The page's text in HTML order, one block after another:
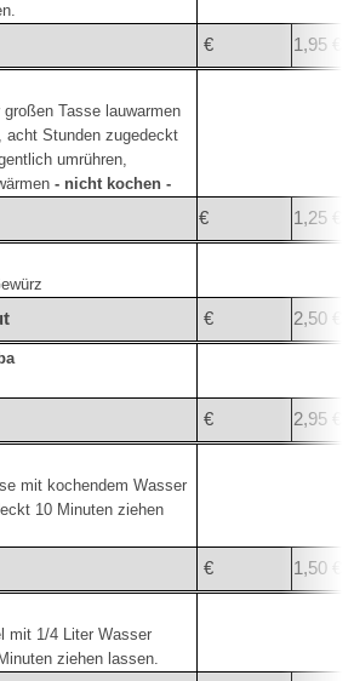
€ 1,95 €
Tasse lauwarmen
acht Stunden zugedeckt
umrühren,
- nicht kochen -
€ 1,25 €
€ 2,50 €
€ 2,95 €
mit kochendem Wasser
10 Minuten ziehen
€ 1,50 €
mit 1/4 Liter Wasser
ziehen lassen.